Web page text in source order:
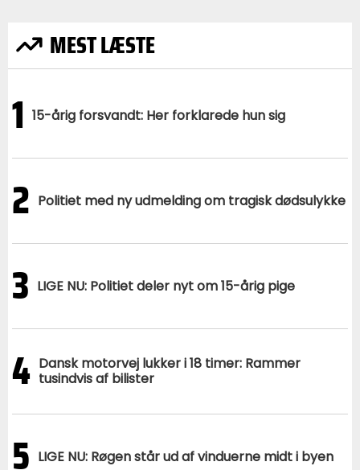
MEST LÆSTE
1 15-årig forsvandt: Her forklarede hun sig
2 Politiet med ny udmelding om tragisk dødsulykke
3 LIGE NU: Politiet deler nyt om 15-årig pige
4 Dansk motorvej lukker i 18 timer: Rammer
tusindvis af bilister
5 LIGE NU: Røgen står ud af vinduerne midt i byen